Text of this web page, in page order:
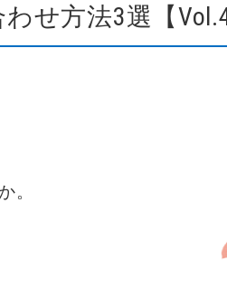
せ方法3選【
。